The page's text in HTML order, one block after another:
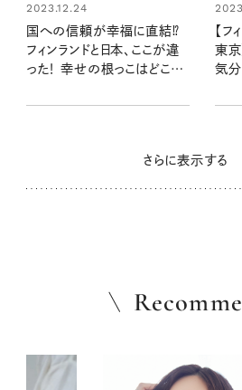
2023.12.24
国への信頼が幸福に直結⁉
フィンランドと日本、ここが違
った！ 幸せの根っこはどこか
ドに詳しい2人に聞く
【
東京
気
さらに表示する